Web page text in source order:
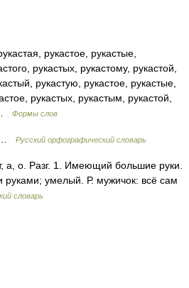
рукастое, рукастые,
рукастых, рукастому, рукастой,
рукастую, рукастое, рукастые,
рукастых, рукастым, рукастой,
Формы слов
… Русский орфографический словарь
а, о. Разг. 1. Имеющий большие руки.
умелый. Р. мужичок: всё сам
словарь